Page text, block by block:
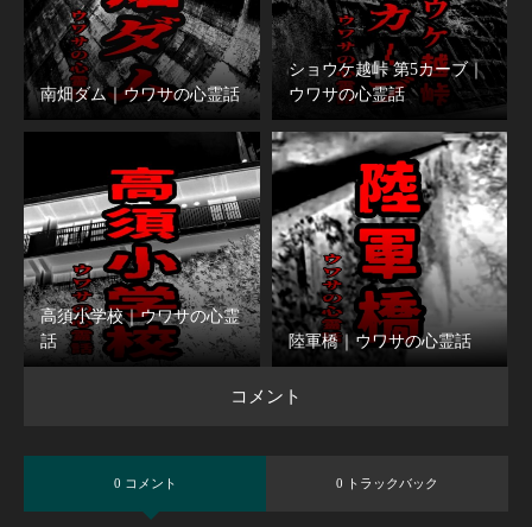
南畑ダム｜ウワサの心霊話
ショウケ越峠 第5カーブ｜
ウワサの心霊話
高須小学校｜ウワサの心霊
話
陸軍橋｜ウワサの心霊話
コメント
0 コメント 0 トラックバック